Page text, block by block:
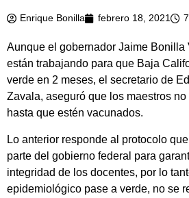
Enrique Bonilla febrero 18, 2021
Aunque el gobernador Jaime Bonilla
están trabajando para que Baja
verde en 2 meses, el secretario de
Zavala, aseguró que los maestros
hasta que estén vacunados.
Lo anterior responde al protocolo
parte del gobierno federal para
integridad de los docentes, por lo
epidemiológico pase a verde, no se